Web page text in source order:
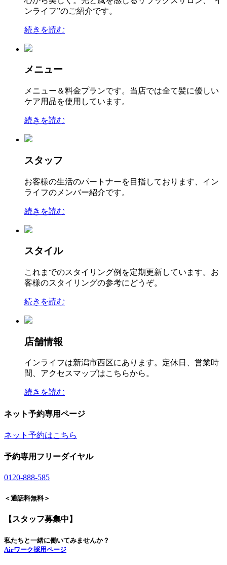
ンライフ”のご紹介です。
続きを読む
メニュー
メニュー＆料金プランです。当店では全て髪に優しい
ケア用品を使用しています。
続きを読む
スタッフ
お客様の生活のパートナーを目指しております、イン
ライフのメンバー紹介です。
続きを読む
スタイル
これまでのスタイリング例を定期更新しています。お
客様のスタイリングの参考にどうぞ。
続きを読む
店舗情報
インライフは新潟市西区にあります。定休日、営業時
間、アクセスマップはこちらから。
続きを読む
ネット予約専用ページ
ネット予約はこちら
予約専用フリーダイヤル
0120-888-585
＜通話料無料＞
【スタッフ募集中】
私たちと一緒に働いてみませんか？
Airワーク採用ページ